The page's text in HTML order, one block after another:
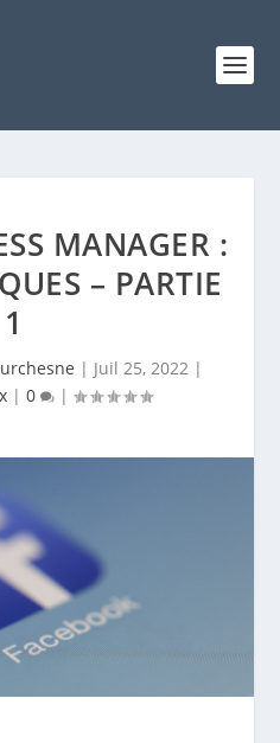
MANAGER :
– PARTIE
1
| Juil 25, 2022 |
| 0 |